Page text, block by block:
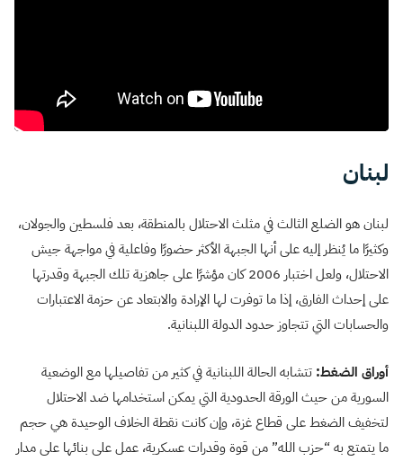
لبنان
لبنان هو الضلع الثالث في مثلث الاحتلال بالمنطقة، بعد فلسطين والجولان،
وكثيرًا ما يُنظر إليه على أنها الجبهة الأكثر حضورًا وفاعلية في مواجهة جيش
الاحتلال، ولعل اختبار 2006 كان مؤشرًا على جاهزية تلك الجبهة وقدرتها
على إحداث الفارق، إذا ما توفرت لها الإرادة والابتعاد عن حزمة الاعتبارات
والحسابات التي تتجاوز حدود الدولة اللبنانية.
أوراق الضغط: تتشابه الحالة اللبنانية في كثير من تفاصيلها مع الوضعية
السورية من حيث الورقة الحدودية التي يمكن استخدامها ضد الاحتلال
لتخفيف الضغط على قطاع غزة، وإن كانت نقطة الخلاف الوحيدة هي حجم
ما يتمتع به “حزب الله” من قوة وقدرات عسكرية، عمل على بنائها على مدار